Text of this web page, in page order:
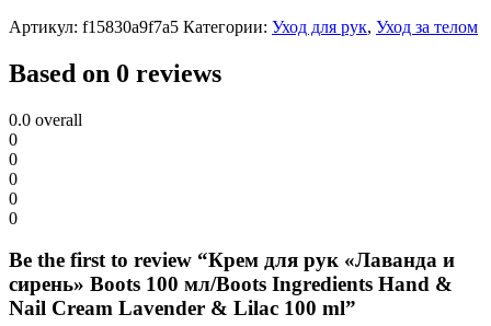
Артикул: f15830a9f7a5 Категории: Уход для рук, Уход за телом
Based on 0 reviews
0.0 overall
0
0
0
0
0
Be the first to review “Крем для рук «Лаванда и
сирень» Boots 100 мл/Boots Ingredients Hand &
Nail Cream Lavender & Lilac 100 ml”